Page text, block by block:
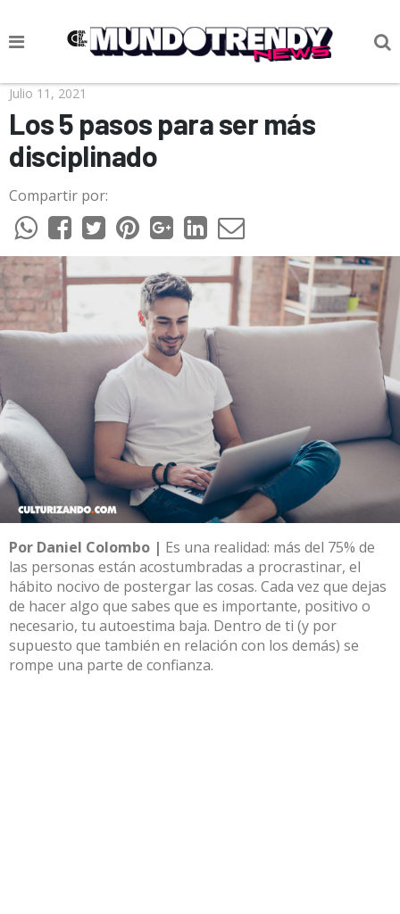
NOTICIAS
CULTURA POP
CIENCIA Y TECNOLOGÍA
VIDA
SOCIEDAD
CULTURIZANDO.COM
Julio 11, 2021
Los 5 pasos para ser más
disciplinado
Compartir por:
Por Daniel Colombo | Es una realidad: más del 75% de
las personas están acostumbradas a procrastinar, el
hábito nocivo de postergar las cosas. Cada vez que dejas
de hacer algo que sabes que es importante, positivo o
necesario, tu autoestima baja. Dentro de ti (y por
supuesto que también en relación con los demás) se
rompe una parte de confianza.